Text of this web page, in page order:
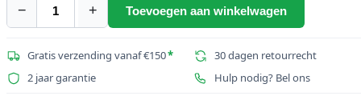
−
ROADINGER
Case
Pro
+ Toevoegen aan winkelwagen
Gratis verzending vanaf €150*
30 dagen retourrecht
2 jaar garantie
Hulp nodig? Bel ons